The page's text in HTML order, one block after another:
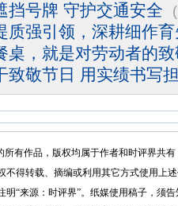
挡号牌 守护交通安全
质强引领，深耕细作
桌，就是对劳动者的
致敬节日 用实绩书写
有作品，版权均属于作者和时评界共有
不得转载、摘编或利用其它方式使用上
明“来源：时评界”。纸媒使用稿子，须